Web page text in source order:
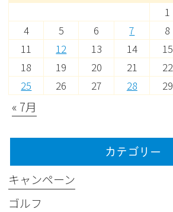
1
4
5 6 7 8
11
12 13 14 15
18
19 20 21 22
25
26 27 28 29
« 7月
カテゴリー
キャンペーン
ゴルフ